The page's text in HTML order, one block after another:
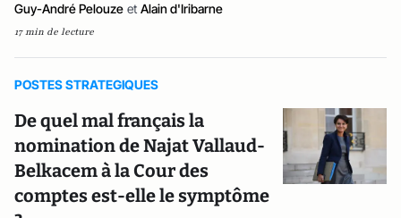
Guy-André Pelouze et Alain d'Iribarne
17 min de lecture
POSTES STRATEGIQUES
De quel mal français la
nomination de Najat Vallaud-
Belkacem à la Cour des
comptes est-elle le symptôme